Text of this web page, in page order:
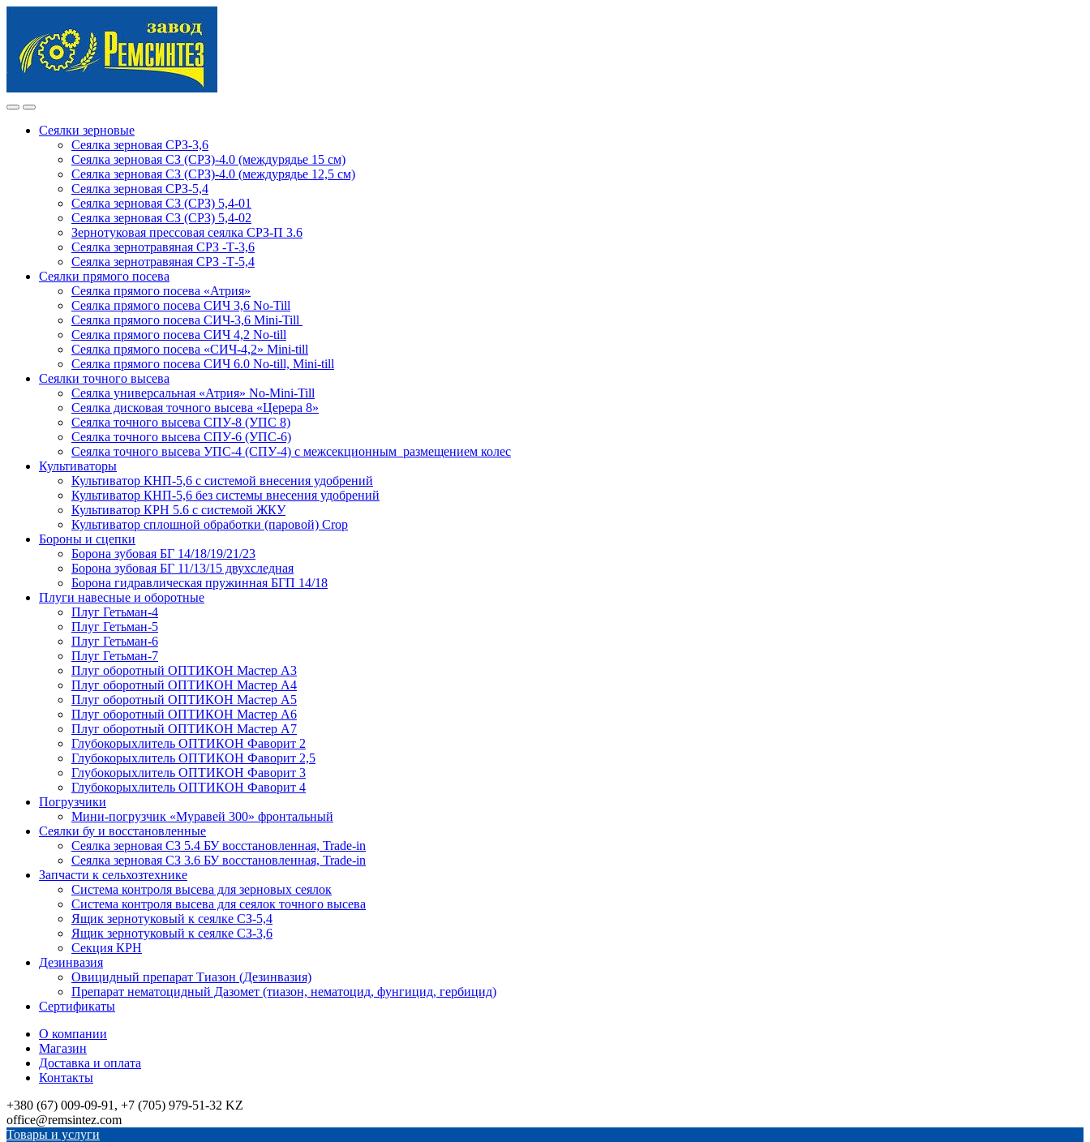
navigation
content
Сеялки зерновые
Сеялка зерновая СРЗ-3,6
Сеялка зерновая СЗ (СРЗ)-4.0 (междурядье 15 см)
Сеялка зерновая СЗ (СРЗ)-4.0 (междурядье 12,5 см)
Сеялка зерновая СРЗ-5,4
Сеялка зерновая СЗ (СРЗ) 5,4-01
Сеялка зерновая СЗ (СРЗ) 5,4-02
Зернотуковая прессовая сеялка СРЗ-П 3.6
Сеялка зернотравяная СРЗ -Т-3,6
Сеялка зернотравяная СРЗ -Т-5,4
Сеялки прямого посева
Сеялка прямого посева «Атрия»
Сеялка прямого посева СИЧ 3,6 No-Till
Сеялка прямого посева СИЧ-3,6 Mini-Till
Сеялка прямого посева СИЧ 4,2 No-till
Сеялка прямого посева «СИЧ-4,2» Mini-till
Сеялка прямого посева СИЧ 6.0 No-till, Mini-till
Сеялки точного высева
Сеялка универсальная «Атрия» No-Mini-Till
Сеялка дисковая точного высева «Церера 8»
Сеялка точного высева СПУ-8 (УПС 8)
Сеялка точного высева СПУ-6 (УПС-6)
Сеялка точного высева УПС-4 (СПУ-4) с межсекционным размещением колес
Культиваторы
Культиватор КНП-5,6 с системой внесения удобрений
Культиватор КНП-5,6 без системы внесения удобрений
Культиватор КРН 5.6 с системой ЖКУ
Культиватор сплошной обработки (паровой) Crop
Бороны и сцепки
Борона зубовая БГ 14/18/19/21/23
Борона зубовая БГ 11/13/15 двухследная
Борона гидравлическая пружинная БГП 14/18
Плуги навесные и оборотные
Плуг Гетьман-4
Плуг Гетьман-5
Плуг Гетьман-6
Плуг Гетьман-7
Плуг оборотный ОПТИКОН Мастер А3
Плуг оборотный ОПТИКОН Мастер А4
Плуг оборотный ОПТИКОН Мастер А5
Плуг оборотный ОПТИКОН Мастер А6
Плуг оборотный ОПТИКОН Мастер А7
Глубокорыхлитель ОПТИКОН Фаворит 2
Глубокорыхлитель ОПТИКОН Фаворит 2,5
Глубокорыхлитель ОПТИКОН Фаворит 3
Глубокорыхлитель ОПТИКОН Фаворит 4
Погрузчики
Мини-погрузчик «Муравей 300» фронтальный
Сеялки бу и восстановленные
Сеялка зерновая СЗ 5.4 БУ восстановленная, Trade-in
Сеялка зерновая СЗ 3.6 БУ восстановленная, Trade-in
Запчасти к сельхозтехнике
Система контроля высева для зерновых сеялок
Система контроля высева для сеялок точного высева
Ящик зернотуковый к сеялке СЗ-5,4
Ящик зернотуковый к сеялке СЗ-3,6
Секция КРН
Дезинвазия
Овицидный препарат Тиазон (Дезинвазия)
Препарат нематоцидный Дазомет (тиазон, нематоцид, фунгицид, гербицид)
Сертификаты
О компании
Магазин
Доставка и оплата
Контакты
+380 (67) 009-09-91, +7 (705) 979-51-32 KZ
office@remsintez.com
Товары и услуги